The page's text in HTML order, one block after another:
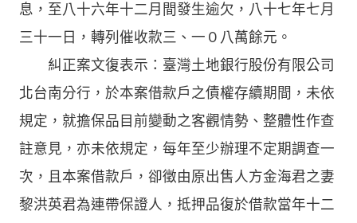
息，至八十六年十二月間發生逾欠，八十七年七月
三十一日，轉列催收款三、一０八萬餘元。
糾正案文復表示：臺灣土地銀行股份有限公司
北台南分行，於本案借款戶之債權存續期間，未依
規定，就擔保品目前變動之客觀情勢、整體性作查
註意見，亦未依規定，每年至少辦理不定期調查一
次，且本案借款戶，卻徵由原出售人方金海君之妻
黎洪英君為連帶保證人，抵押品復於借款當年十二